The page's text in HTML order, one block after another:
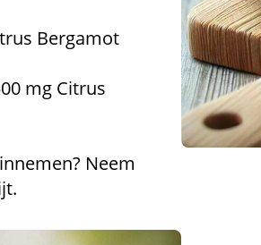
Bergamot
mg Citrus
Neem